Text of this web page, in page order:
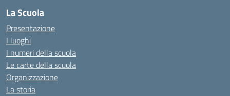
La Scuola
Presentazione
I luoghi
I numeri della scuola
Le carte della scuola
Organizzazione
La storia